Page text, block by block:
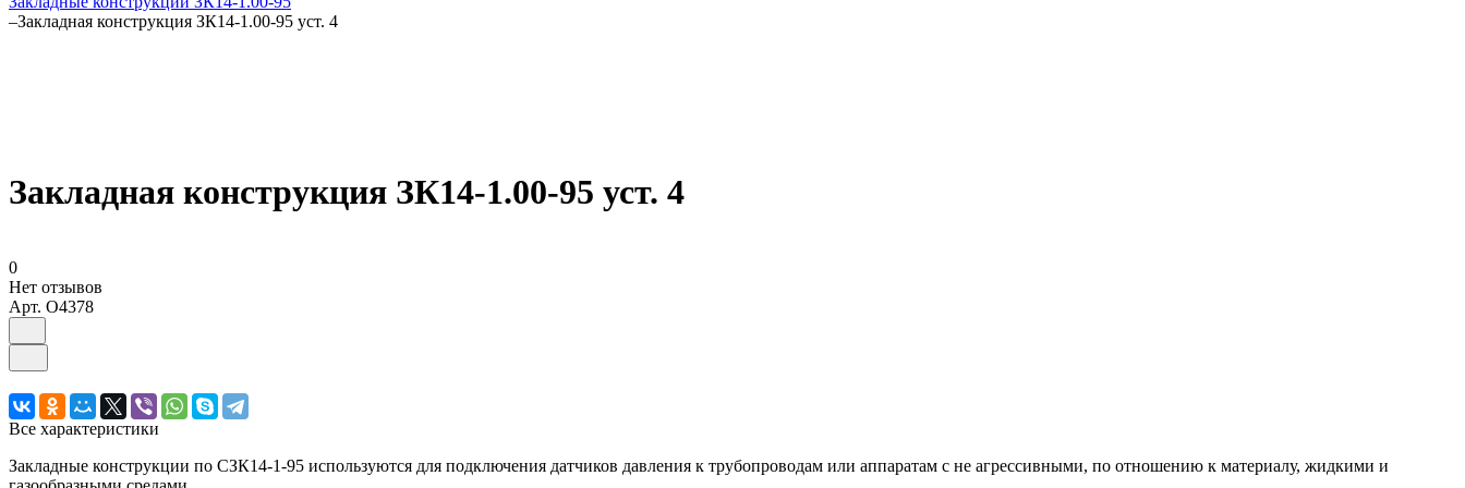
–Закладная конструкция ЗК14-1.00-95 уст. 4
Закладная конструкция ЗК14-1.00-95 уст. 4
0
Нет отзывов
Арт. O4378
Все характеристики
Закладные конструкции по СЗК14-1-95 используются для подключения датчиков давления к трубопроводам или аппаратам с не агрессивными, по отношению к материалу, жидкими и